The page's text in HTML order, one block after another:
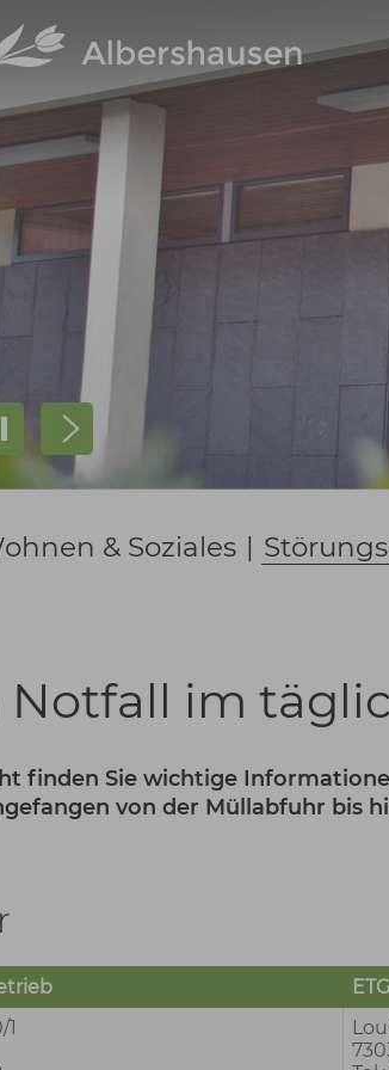
Next
& Soziales |
Notfall im
finden Sie wichtige
von der Müllabfuhr bis